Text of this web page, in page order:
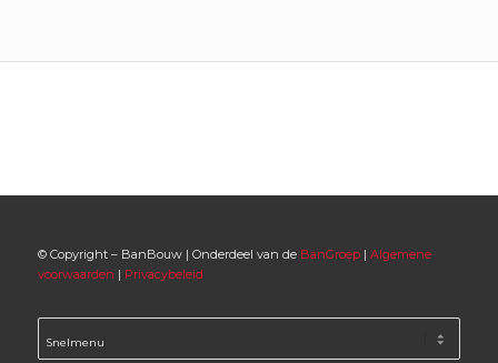
© Copyright – BanBouw | Onderdeel van de BanGroep| Algemene
voorwaarden | Privacybeleid